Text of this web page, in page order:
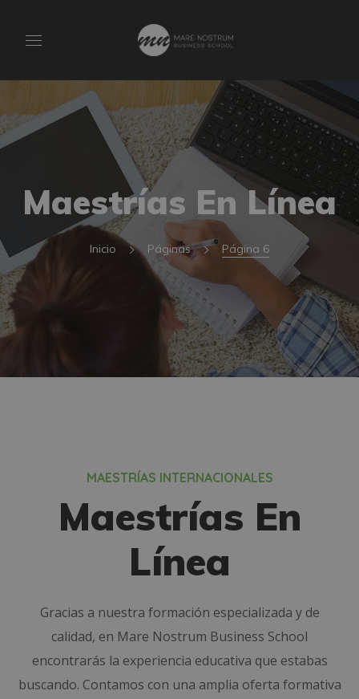
Maestrías En Línea
Inicio Páginas Página 6
MAESTRÍAS INTERNACIONALES
Maestrías En
Línea
Gracias a nuestra formación especializada y de
calidad, en Mare Nostrum Business School
encontrarás la experiencia educativa que estabas
buscando. Contamos con una amplia oferta formativa